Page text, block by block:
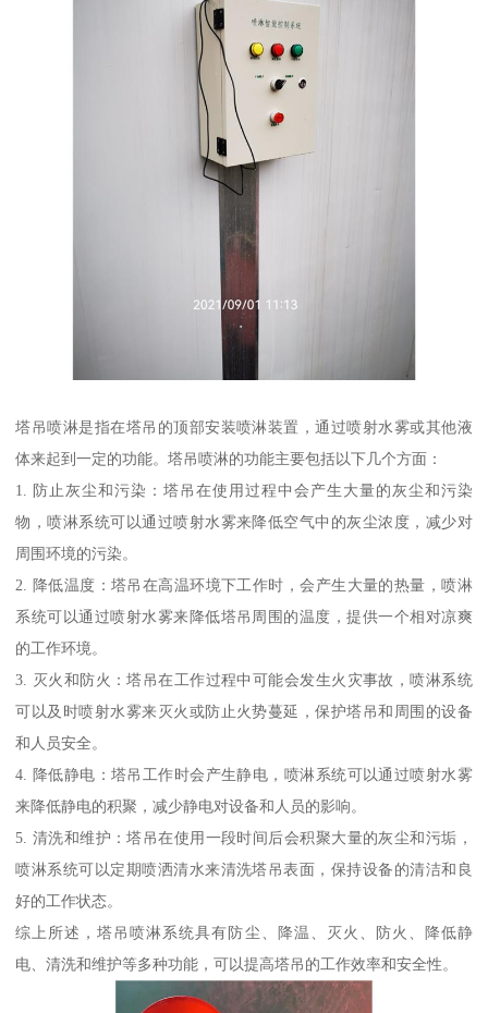
塔吊喷淋是指在塔吊的顶部安装喷淋装置，通过喷射水雾或其他液
体来起到一定的功能。塔吊喷淋的功能主要包括以下几个方面：
1. 防止灰尘和污染：塔吊在使用过程中会产生大量的灰尘和污染
物，喷淋系统可以通过喷射水雾来降低空气中的灰尘浓度，减少对
周围环境的污染。
2. 降低温度：塔吊在高温环境下工作时，会产生大量的热量，喷淋
系统可以通过喷射水雾来降低塔吊周围的温度，提供一个相对凉爽
的工作环境。
3. 灭火和防火：塔吊在工作过程中可能会发生火灾事故，喷淋系统
可以及时喷射水雾来灭火或防止火势蔓延，保护塔吊和周围的设备
和人员安全。
4. 降低静电：塔吊工作时会产生静电，喷淋系统可以通过喷射水雾
来降低静电的积聚，减少静电对设备和人员的影响。
5. 清洗和维护：塔吊在使用一段时间后会积聚大量的灰尘和污垢，
喷淋系统可以定期喷洒清水来清洗塔吊表面，保持设备的清洁和良
好的工作状态。
综上所述，塔吊喷淋系统具有防尘、降温、灭火、防火、降低静
电、清洗和维护等多种功能，可以提高塔吊的工作效率和安全性。